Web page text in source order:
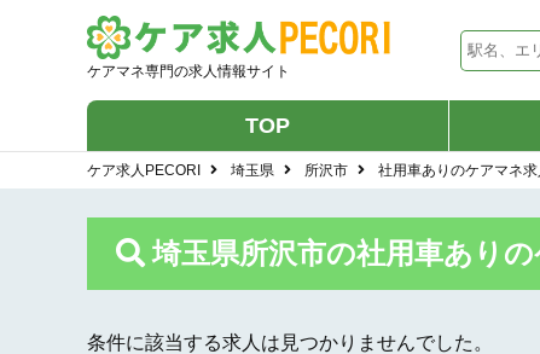
ケアマネ専門の求人情報サイト
TOP
ケア求人PECORI 埼玉県 所沢市 社用車ありのケアマネ
埼玉県所沢市の社用車あり
条件に該当する求人は見つかりませんでした。